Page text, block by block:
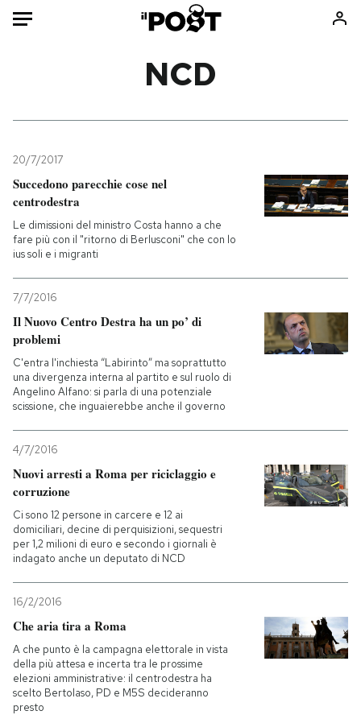
Mondo
Politica
Tecnologia
Internet
Scienza
Economia
Sport
Consumismi
Ok Boomer!
Mondiali calcio 2026
PODCAST
NEWSLETTER
I MIEI PREFERITI
SHOP
CALENDARIO
AREA PERSONALE
Entra
NCD
20/7/2017
Succedono parecchie cose nel
centrodestra
Le dimissioni del ministro Costa hanno a che
fare più con il "ritorno di Berlusconi" che con lo
ius soli e i migranti
7/7/2016
Il Nuovo Centro Destra ha un po’ di
problemi
C'entra l'inchiesta “Labirinto” ma soprattutto
una divergenza interna al partito e sul ruolo di
Angelino Alfano: si parla di una potenziale
scissione, che inguaierebbe anche il governo
4/7/2016
Nuovi arresti a Roma per riciclaggio e
corruzione
Ci sono 12 persone in carcere e 12 ai
domiciliari, decine di perquisizioni, sequestri
per 1,2 milioni di euro e secondo i giornali è
indagato anche un deputato di NCD
16/2/2016
Che aria tira a Roma
A che punto è la campagna elettorale in vista
della più attesa e incerta tra le prossime
elezioni amministrative: il centrodestra ha
scelto Bertolaso, PD e M5S decideranno
presto